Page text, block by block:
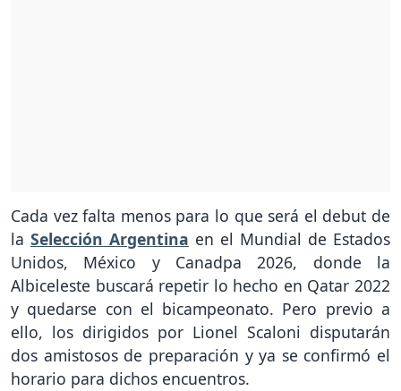
Cada vez falta menos para lo que será el debut de
la Selección Argentina en el Mundial de Estados
Unidos, México y Canadpa 2026, donde la
Albiceleste buscará repetir lo hecho en Qatar 2022
y quedarse con el bicampeonato. Pero previo a
ello, los dirigidos por Lionel Scaloni disputarán
dos amistosos de preparación y ya se confirmó el
horario para dichos encuentros.